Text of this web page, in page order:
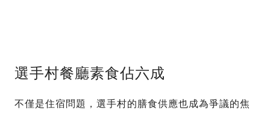
選手村餐廳素食佔六成
不僅是住宿問題，選手村的膳食供應也成為爭議的焦